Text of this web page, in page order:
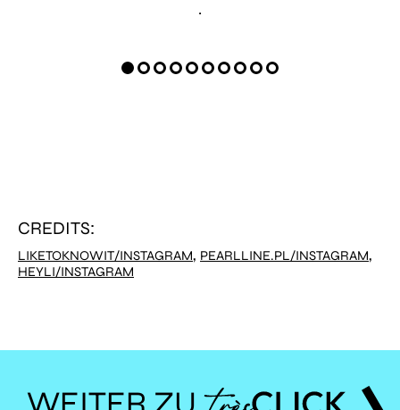
.
CREDITS:
LIKETOKNOWIT/INSTAGRAM, PEARLLINE.PL/INSTAGRAM,
HEYLI/INSTAGRAM